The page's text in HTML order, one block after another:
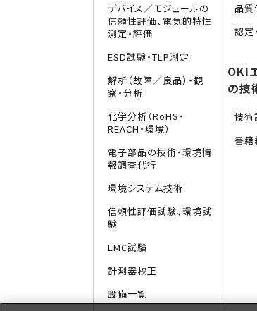
デバイス／モジュールの
信頼性評価、電気的特性
測定・評価
ESD試験・TLP測定
解析（故障／良品）・観
察・分析
化学分析（RoHS・
REACH・環境）
電子部品の技術・環境情
報調査代行
環境システム技術
信頼性評価試験、環境試
験
EMC試験
計測器校正
設備一覧
品質
認定
OKI
の技
技術
書籍